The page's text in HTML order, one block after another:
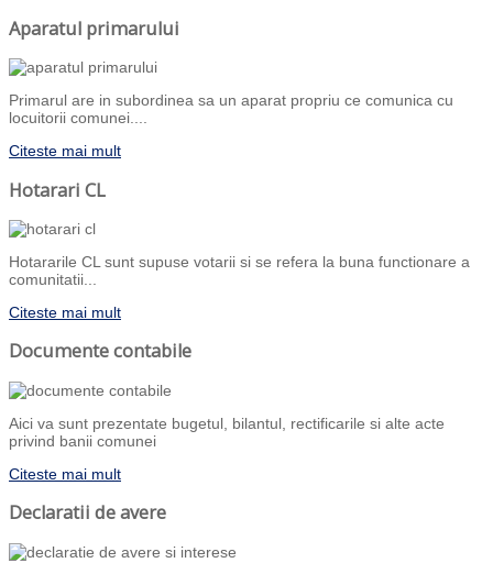
Aparatul primarului
Primarul are in subordinea sa un aparat propriu ce comunica cu
locuitorii comunei....
Citeste mai mult
Hotarari CL
Hotararile CL sunt supuse votarii si se refera la buna functionare a
comunitatii...
Citeste mai mult
Documente contabile
Aici va sunt prezentate bugetul, bilantul, rectificarile si alte acte
privind banii comunei
Citeste mai mult
Declaratii de avere